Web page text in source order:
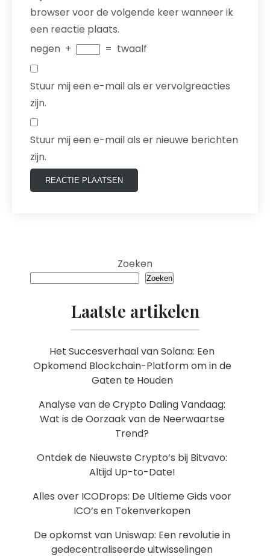
browser voor de volgende keer wanneer ik
een reactie plaats.
negen + = twaalf
Stuur mij een e-mail als er vervolgreacties
zijn.
Stuur mij een e-mail als er nieuwe berichten
zijn.
Zoeken
Zoeken
Laatste artikelen
Het Succesverhaal van Solana: Een
Opkomend Blockchain-Platform om in de
Gaten te Houden
Analyse van de Crypto Daling Vandaag:
Wat is de Oorzaak van de Neerwaartse
Trend?
Ontdek de Nieuwste Crypto’s bij Bitvavo:
Altijd Up-to-Date!
Alles over ICODrops: De Ultieme Gids voor
ICO’s en Tokenverkopen
De opkomst van Uniswap: Een revolutie in
gedecentraliseerde uitwisselingen